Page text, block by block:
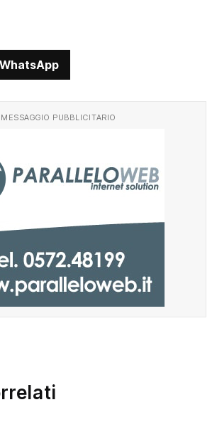
WhatsApp
MESSAGGIO PUBBLICITARIO